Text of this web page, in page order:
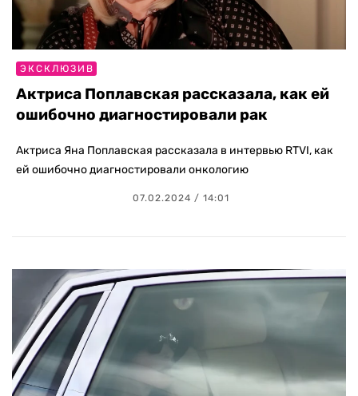
ЭКСКЛЮЗИВ
Актриса Поплавская рассказала, как ей
ошибочно диагностировали рак
Актриса Яна Поплавская рассказала в интервью RTVI, как
ей ошибочно диагностировали онкологию
07.02.2024 / 14:01